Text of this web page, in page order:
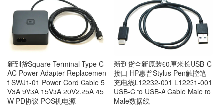
新到货Square Terminal Type C
AC Power Adapter Replacemen
t SWJ1-01 Power Cord Cable 5
V3A 9V3A 15V3A 20V2.25A 45
W PD协议 POS机电源
新到货全新原装60厘米长USB-C
接口 HP惠普Stylus Pen触控笔
充电线L12232-001 L12231-001
USB-C to USB-A Cable Male to
Male数据线